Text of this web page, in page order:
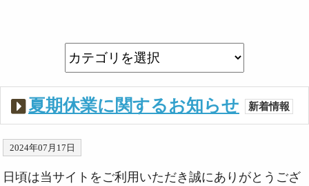
夏期休業に関するお知らせ 新着情報
2024年07月17日
日頃は当サイトをご利用いただき誠にありがとうござ